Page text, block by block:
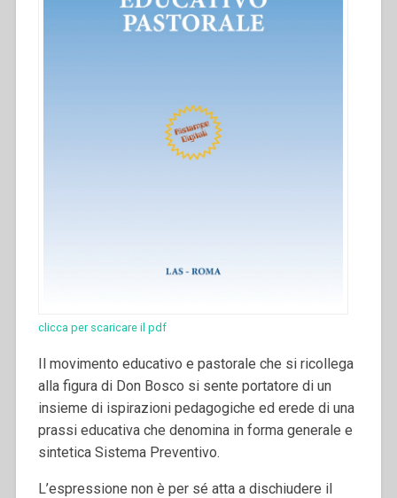
clicca per scaricare il pdf
Il movimento educativo e pastorale che si ricollega
alla figura di Don Bosco si sente portatore di un
insieme di ispirazioni pedagogiche ed erede di una
prassi educativa che denomina in forma generale e
sintetica Sistema Preventivo.
L’espressione non è per sé atta a dischiudere il